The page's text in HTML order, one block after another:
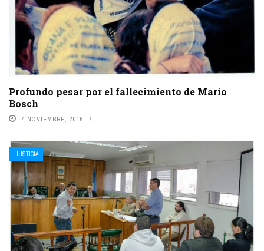
Profundo pesar por el fallecimiento de Mario
Bosch
7 NOVIEMBRE, 2016
JUSTICIA